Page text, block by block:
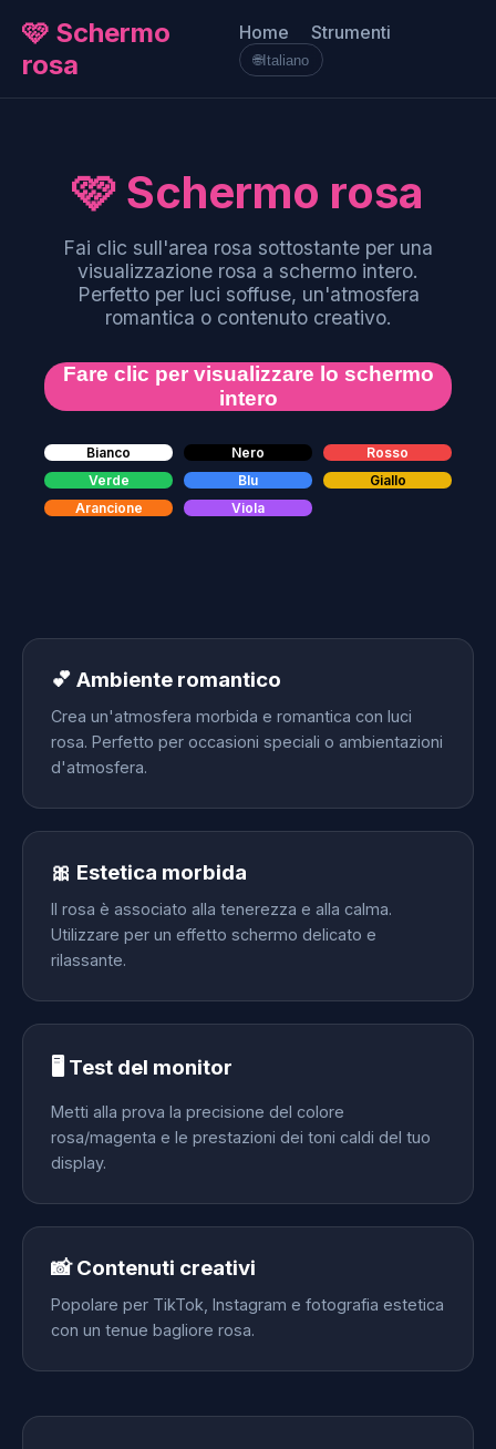
🩷 Schermo
rosa
Home Strumenti
🌐Italiano
🩷 Schermo rosa
Fai clic sull'area rosa sottostante per una
visualizzazione rosa a schermo intero.
Perfetto per luci soffuse, un'atmosfera
romantica o contenuto creativo.
Fare clic per visualizzare lo schermo
intero
Bianco Nero
Rosso
Verde
Blu
Giallo
Arancione
Viola
💕 Ambiente romantico
Crea un'atmosfera morbida e romantica con luci
rosa. Perfetto per occasioni speciali o ambientazioni
d'atmosfera.
🎀 Estetica morbida
Il rosa è associato alla tenerezza e alla calma.
Utilizzare per un effetto schermo delicato e
rilassante.
🖥️ Test del monitor
Metti alla prova la precisione del colore
rosa/magenta e le prestazioni dei toni caldi del tuo
display.
📸 Contenuti creativi
Popolare per TikTok, Instagram e fotografia estetica
con un tenue bagliore rosa.